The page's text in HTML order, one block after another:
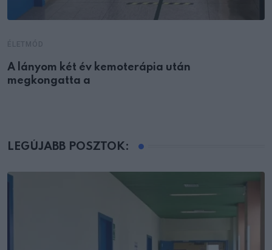
A lányom két év kemoterápia után
megkongatta a
LEGÚJABB POSZTOK: